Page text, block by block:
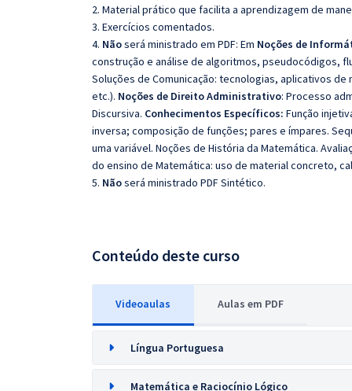
2. Material prático que facilita a aprendizagem de
3. Exercícios comentados.
4. Nãoserá ministrado em PDF: Em Noções de
construção e análise de algoritmos, pseudocódigos,
Soluções de Comunicação: tecnologias, aplicativos
etc.). Noções de Direito Administrativo: Processo
Discursiva. Conhecimentos Específicos: Função
inversa; composição de funções; pares e ímpares.
uma variável. Noções de História da Matemática.
do ensino de Matemática: uso de material concreto,
5. Nãoserá ministrado PDF Sintético.
Conteúdo deste curso
Videoaulas Aulas em PDF
Língua Portuguesa
Matemática e Raciocínio Lógico